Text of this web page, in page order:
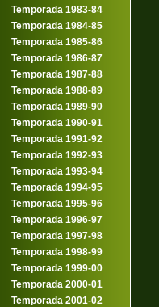
Temporada 1983-84
Temporada 1984-85
Temporada 1985-86
Temporada 1986-87
Temporada 1987-88
Temporada 1988-89
Temporada 1989-90
Temporada 1990-91
Temporada 1991-92
Temporada 1992-93
Temporada 1993-94
Temporada 1994-95
Temporada 1995-96
Temporada 1996-97
Temporada 1997-98
Temporada 1998-99
Temporada 1999-00
Temporada 2000-01
Temporada 2001-02